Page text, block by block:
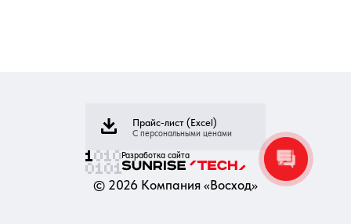
Прайс-лист (Excel)
С персональными ценами
Разработка сайта
© 2026 Компания «Восход»